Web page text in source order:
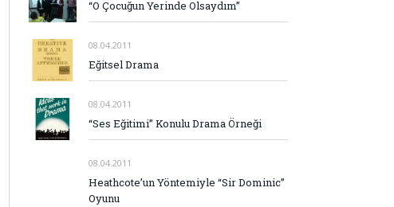
“O Çocuğun Yerinde Olsaydım”
08.04.2011
Eğitsel Drama
08.04.2011
“Ses Eğitimi” Konulu Drama Örneği
08.04.2011
Heathcote’un Yöntemiyle “Sir Dominic”
Oyunu